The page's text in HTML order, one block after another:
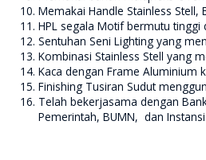
Memakai Handle Stainless Stell,
HPL segala Motif bermutu tinggi
Sentuhan Seni Lighting yang
Kombinasi Stainless Stell yang
Kaca dengan Frame Aluminium
Finishing Tusiran Sudut
Telah bekerjasama dengan
Pemerintah, BUMN, dan